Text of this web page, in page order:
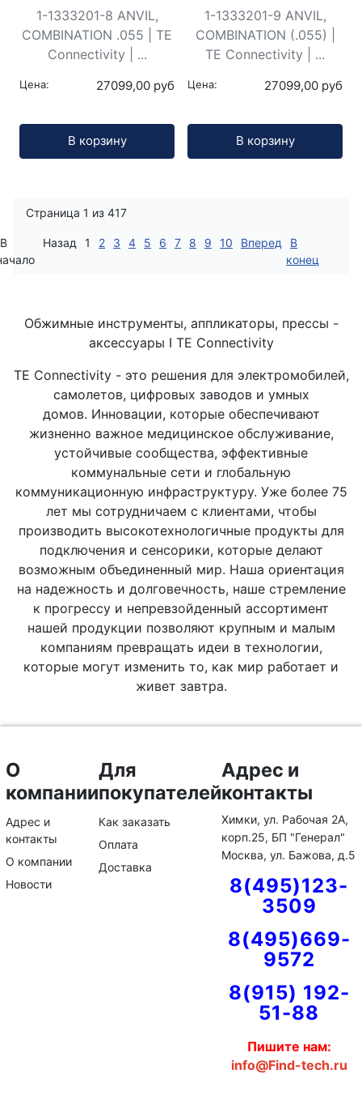
1-1333201-8 ANVIL,
COMBINATION .055 | TE
Connectivity | ...
Цена: 27099,00 руб
В корзину
1-1333201-9 ANVIL,
COMBINATION (.055) |
TE Connectivity | ...
Цена: 27099,00 руб
В корзину
Страница 1 из 417
В
Назад 1 2 3 4 5 6 7 8 9 10 Вперед
В
конец
Обжимные инструменты, аппликаторы, прессы -
аксессуары I TE Connectivity
TE Connectivity - это решения для электромобилей,
самолетов, цифровых заводов и умных
домов. Инновации, которые обеспечивают
жизненно важное медицинское обслуживание,
устойчивые сообщества, эффективные
коммунальные сети и глобальную
коммуникационную инфраструктуру. Уже более 75
лет мы сотрудничаем с клиентами, чтобы
производить высокотехнологичные продукты для
подключения и сенсорики, которые делают
возможным объединенный мир. Наша ориентация
на надежность и долговечность, наше стремление
к прогрессу и непревзойденный ассортимент
нашей продукции позволяют крупным и малым
компаниям превращать идеи в технологии,
которые могут изменить то, как мир работает и
живет завтра.
О
компании
Адрес и
контакты
О компании
Новости
Для
покупателей
Как заказать
Оплата
Доставка
Адрес и
контакты
Химки, ул. Рабочая 2А,
корп.25, БП "Генерал"
Москва, ул. Бажова, д.5
8(495)123-
3509
8(495)669-
9572
8(915) 192-
51-88
Пишите нам:
info@Find-tech.ru